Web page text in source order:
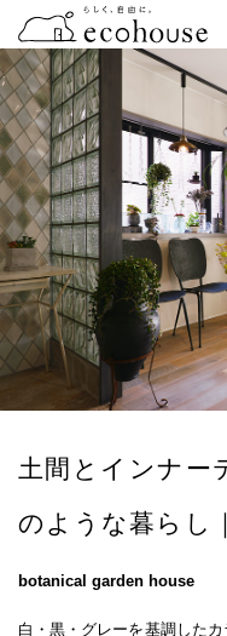
土間とインナー
のような暮らし
botanical garden house
白・黒・グレーを基調した